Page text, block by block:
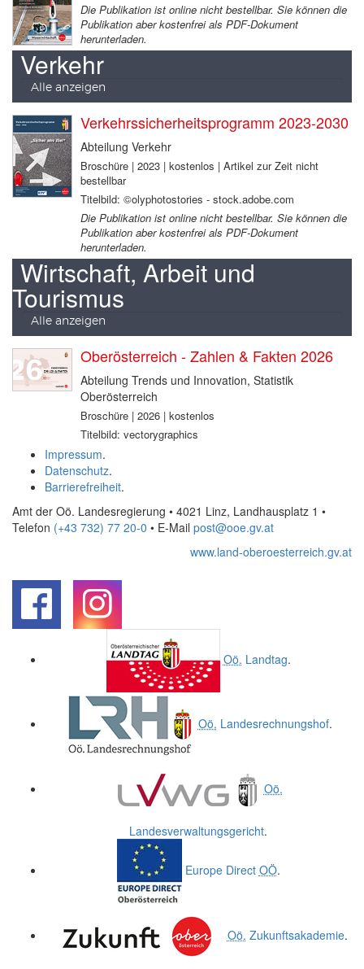
Die Publikation ist online nicht bestellbar. Sie können die
Publikation aber kostenfrei als PDF-Dokument
herunterladen.
Verkehr
Alle anzeigen
Verkehrssicherheitsprogramm 2023-2030
Abteilung Verkehr
Broschüre | 2023 | kostenlos | Artikel zur Zeit nicht
bestellbar
Titelbild: ©olyphotostories - stock.adobe.com
Die Publikation ist online nicht bestellbar. Sie können die
Publikation aber kostenfrei als PDF-Dokument
herunterladen.
Wirtschaft, Arbeit und
Tourismus
Alle anzeigen
Oberösterreich - Zahlen & Fakten 2026
Abteilung Trends und Innovation, Statistik
Oberösterreich
Broschüre | 2026 | kostenlos
Titelbild: vectorygraphics
Impressum.
Datenschutz.
Barrierefreiheit.
Amt der Oö. Landesregierung • 4021 Linz, Landhausplatz 1 •
Telefon (+43 732) 77 20-0 • E-Mail post@ooe.gv.at
www.land-oberoesterreich.gv.at
Oö. Landtag.
Oö. Landesrechnungshof.
Oö.
Landesverwaltungsgericht.
Europe Direct OÖ.
Oö. Zukunftsakademie.